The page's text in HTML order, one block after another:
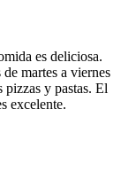
es deliciosa.
martes a viernes
pizzas y pastas. El
excelente.